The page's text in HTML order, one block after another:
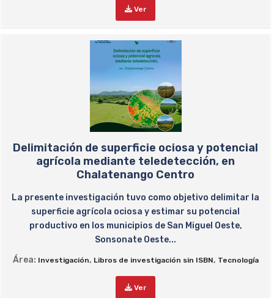
Ver
Delimitación de superficie ociosa y potencial
agrícola mediante teledetección, en
Chalatenango Centro
La presente investigación tuvo como objetivo delimitar la
superficie agrícola ociosa y estimar su potencial
productivo en los municipios de San Miguel Oeste,
Sonsonate Oeste...
Área: Investigación, Libros de investigación sin ISBN, Tecnología
Ver